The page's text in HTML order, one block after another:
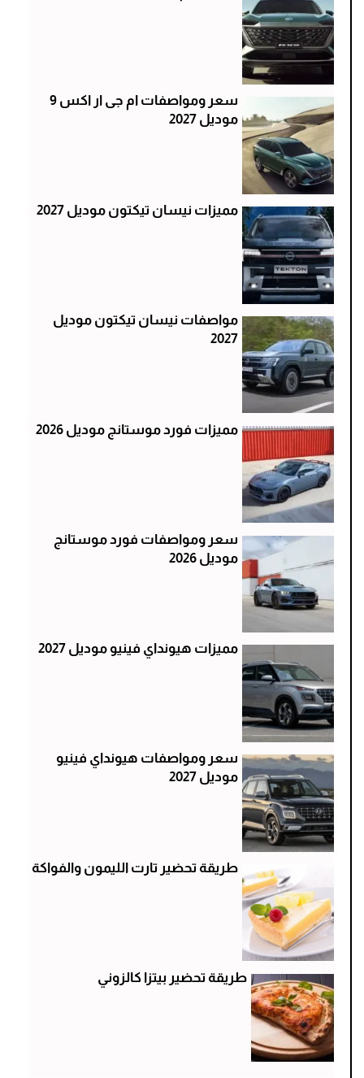
سعر ومواصفات ام جى ار اكس 9
موديل 2027
مميزات نيسان تيكتون موديل 2027
مواصفات نيسان تيكتون موديل
2027
مميزات فورد موستانج موديل 2026
سعر ومواصفات فورد موستانج
موديل 2026
مميزات هيونداي فينيو موديل 2027
سعر ومواصفات هيونداي فينيو
موديل 2027
طريقة تحضير تارت الليمون والفواكة
طريقة تحضير بيتزا كالزوني